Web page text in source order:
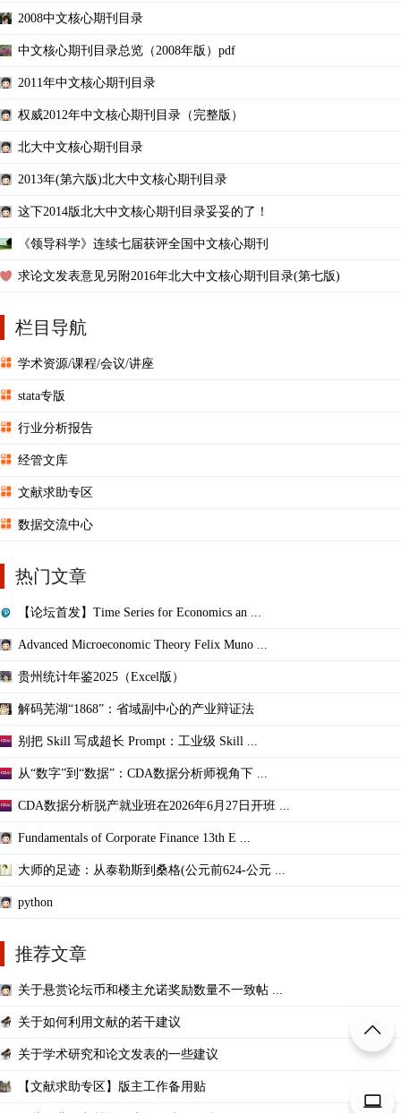
2008中文核心期刊目录
中文核心期刊目录总览（2008年版）pdf
2011年中文核心期刊目录
权威2012年中文核心期刊目录（完整版）
北大中文核心期刊目录
2013年(第六版)北大中文核心期刊目录
这下2014版北大中文核心期刊目录妥妥的了！
《领导科学》连续七届获评全国中文核心期刊
求论文发表意见另附2016年北大中文核心期刊目录(第七版)
栏目导航
学术资源/课程/会议/讲座
stata专版
行业分析报告
经管文库
文献求助专区
数据交流中心
热门文章
【论坛首发】Time Series for Economics an ...
Advanced Microeconomic Theory Felix Muno ...
贵州统计年鉴2025（Excel版）
解码芜湖“1868”：省域副中心的产业辩证法
别把 Skill 写成超长 Prompt：工业级 Skill ...
从“数字”到“数据”：CDA数据分析师视角下 ...
CDA数据分析脱产就业班在2026年6月27日开班 ...
Fundamentals of Corporate Finance 13th E ...
大师的足迹：从泰勒斯到桑格(公元前624-公元 ...
python
推荐文章
关于悬赏论坛币和楼主允诺奖励数量不一致帖 ...
关于如何利用文献的若干建议
关于学术研究和论文发表的一些建议
【文献求助专区】版主工作备用贴